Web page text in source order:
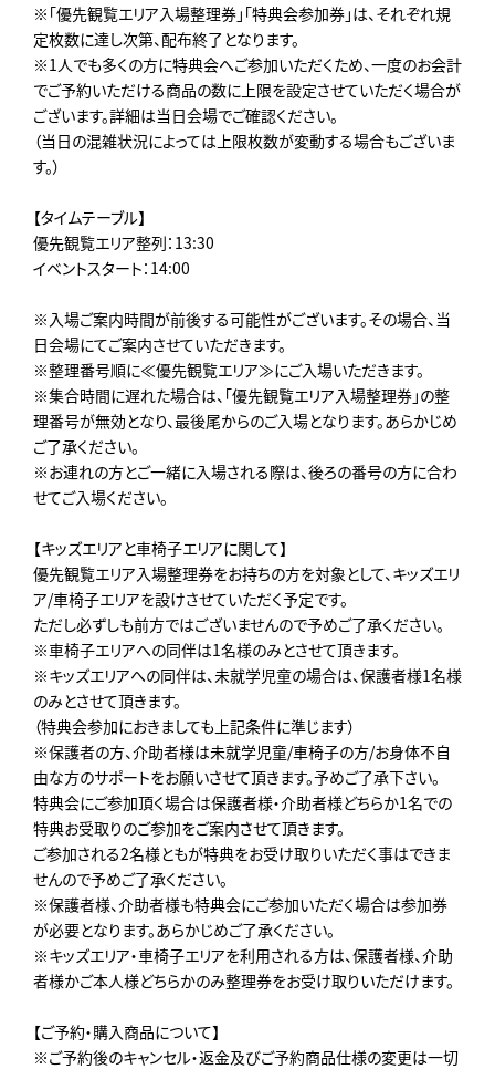
※「優先観覧エリア入場整理券」「特典会参加券」は、それぞれ規
定枚数に達し次第、配布終了となります。
※1人でも多くの方に特典会へご参加いただくため、一度のお会計
でご予約いただける商品の数に上限を設定させていただく場合が
ございます。詳細は当日会場でご確認ください。
（当日の混雑状況によっては上限枚数が変動する場合もございま
す。）
【タイムテーブル】
優先観覧エリア整列：13:30
イベントスタート：14:00
※入場ご案内時間が前後する可能性がございます。その場合、当
日会場にてご案内させていただきます。
※整理番号順に≪優先観覧エリア≫にご入場いただきます。
※集合時間に遅れた場合は、「優先観覧エリア入場整理券」の整
理番号が無効となり、最後尾からのご入場となります。あらかじめ
ご了承ください。
※お連れの方とご一緒に入場される際は、後ろの番号の方に合わ
せてご入場ください。
【キッズエリアと車椅子エリアに関して】
優先観覧エリア入場整理券をお持ちの方を対象として、キッズエリ
ア/車椅子エリアを設けさせていただく予定です。
ただし必ずしも前方ではございませんので予めご了承ください。
※車椅子エリアへの同伴は1名様のみとさせて頂きます。
※キッズエリアへの同伴は、未就学児童の場合は、保護者様1名様
のみとさせて頂きます。
（特典会参加におきましても上記条件に準じます）
※保護者の方、介助者様は未就学児童/車椅子の方/お身体不自
由な方のサポートをお願いさせて頂きます。予めご了承下さい。
特典会にご参加頂く場合は保護者様・介助者様どちらか1名での
特典お受取りのご参加をご案内させて頂きます。
ご参加される2名様ともが特典をお受け取りいただく事はできま
せんので予めご了承ください。
※保護者様、介助者様も特典会にご参加いただく場合は参加券
が必要となります。あらかじめご了承ください。
※キッズエリア・車椅子エリアを利用される方は、保護者様、介助
者様かご本人様どちらかのみ整理券をお受け取りいただけます。
【ご予約・購入商品について】
※ご予約後のキャンセル・返金及びご予約商品仕様の変更は一切